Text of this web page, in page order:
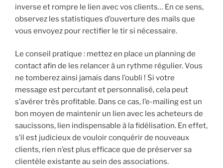
inverse et rompre le lien avec vos clients… En ce sens,
observez les statistiques d’ouverture des mails que
vous envoyez pour rectifier le tir si nécessaire.
Le conseil pratique : mettez en place un planning de
contact afin de les relancer à un rythme régulier. Vous
ne tomberez ainsi jamais dans l’oubli ! Si votre
message est percutant et personnalisé, cela peut
s’avérer très profitable. Dans ce cas, l’e-mailing est un
bon moyen de maintenir un lien avec les acheteurs de
saucissons, lien indispensable à la fidélisation. En effet,
s’il est judicieux de vouloir conquérir de nouveaux
clients, rien n’est plus efficace que de préserver sa
clientèle existante au sein des associations.